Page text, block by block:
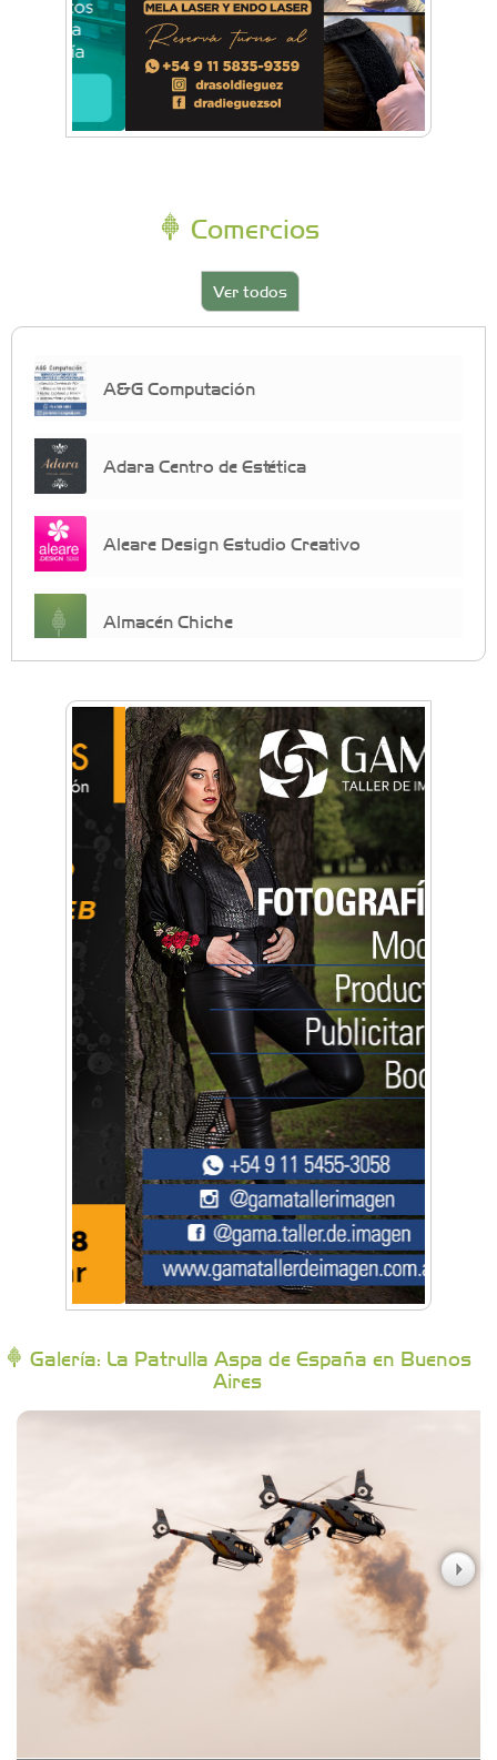
Comercios
Ver todos
A&G Computación
Adara Centro de Estética
Aleare Design Estudio Creativo
Almacén Chiche
crecimiento personal
Arq. Horacio Alejandro Sánchez
Artística ApasionArte
Artística Catalina
Artística Veral
BAIC Ramos Mejía
Brisé Estudio de Danzas
Buenos Aires Equipar
Campoy Federik - Productores Asesores de
Seguros
Carniceria y granja El Viejo Peña
Casa Berta
Clima Castelar
CONSERVAS YAMASIRO
Galería: La Patrulla Aspa de España en Buenos
Aires